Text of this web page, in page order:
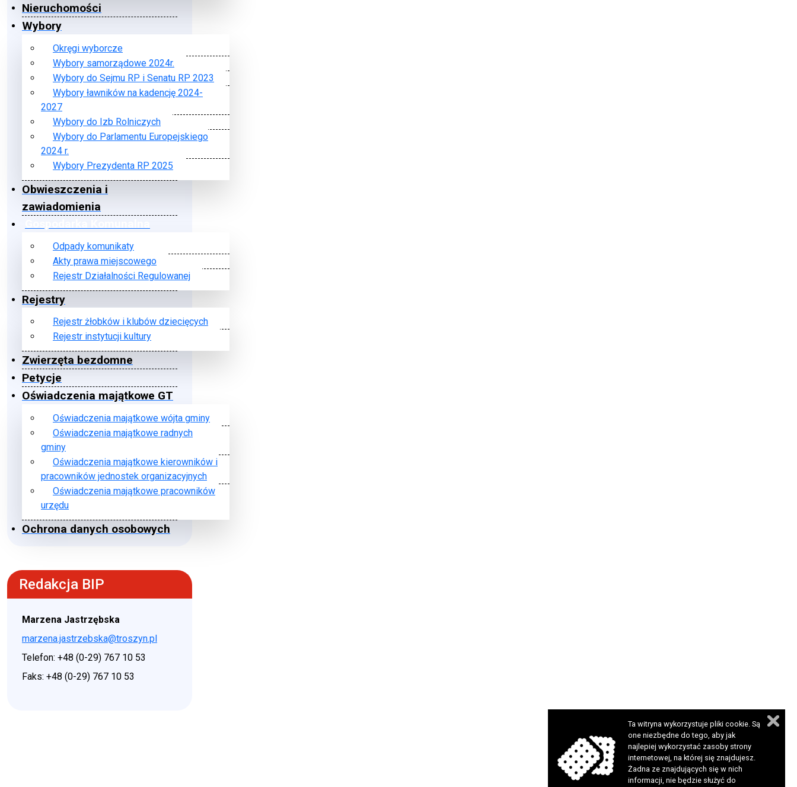
Nieruchomości
Wybory
Okręgi wyborcze
Wybory samorządowe 2024r.
Wybory do Sejmu RP i Senatu RP 2023
Wybory ławników na kadencję 2024-
2027
Wybory do Izb Rolniczych
Wybory do Parlamentu Europejskiego
2024 r.
Wybory Prezydenta RP 2025
Obwieszczenia i
zawiadomienia
Odpady komunikaty
Akty prawa miejscowego
Rejestr Działalności Regulowanej
Rejestry
Rejestr żłobków i klubów dziecięcych
Rejestr instytucji kultury
Zwierzęta bezdomne
Petycje
Oświadczenia majątkowe GT
Oświadczenia majątkowe wójta gminy
Oświadczenia majątkowe radnych
gminy
Oświadczenia majątkowe kierowników i
pracowników jednostek organizacyjnych
Oświadczenia majątkowe pracowników
urzędu
Ochrona danych osobowych
Redakcja BIP
Marzena Jastrzębska
marzena.jastrzebska@troszyn.pl
Telefon: +48 (0-29) 767 10 53
Faks: +48 (0-29) 767 10 53
Ta witryna wykorzystuje pliki cookie. Są
one niezbędne do tego, aby jak
najlepiej wykorzystać zasoby strony
internetowej, na której się znajdujesz.
Żadna ze znajdujących się w nich
informacji, nie będzie służyć do